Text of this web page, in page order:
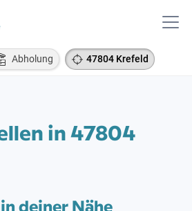
Abholung 47804 Krefeld
in 47804
deiner Nähe